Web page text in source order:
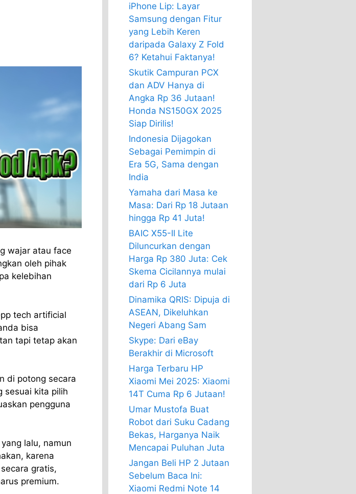
wajar atau face
oleh pihak
kelebihan
tech artificial
bisa
tapi tetap akan
di potong secara
sesuai kita pilih
pengguna
lalu, namun
karena
gratis,
premium.
iPhone Lip: Layar
Samsung dengan Fitur
yang Lebih Keren
daripada Galaxy Z Fold
6? Ketahui Faktanya!
Skutik Campuran PCX
dan ADV Hanya di
Angka Rp 36 Jutaan!
Honda NS150GX 2025
Siap Dirilis!
Indonesia Dijagokan
Sebagai Pemimpin di
Era 5G, Sama dengan
India
Yamaha dari Masa ke
Masa: Dari Rp 18 Jutaan
hingga Rp 41 Juta!
BAIC X55-II Lite
Diluncurkan dengan
Harga Rp 380 Juta: Cek
Skema Cicilannya mulai
dari Rp 6 Juta
Dinamika QRIS: Dipuja di
ASEAN, Dikeluhkan
Negeri Abang Sam
Skype: Dari eBay
Berakhir di Microsoft
Harga Terbaru HP
Xiaomi Mei 2025: Xiaomi
14T Cuma Rp 6 Jutaan!
Umar Mustofa Buat
Robot dari Suku Cadang
Bekas, Harganya Naik
Mencapai Puluhan Juta
Jangan Beli HP 2 Jutaan
Sebelum Baca Ini:
Xiaomi Redmi Note 14